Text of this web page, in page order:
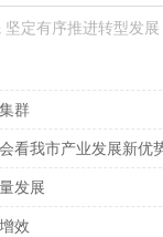
坚定有序推进转型发展
群
看我市产业发展新优
发展
效